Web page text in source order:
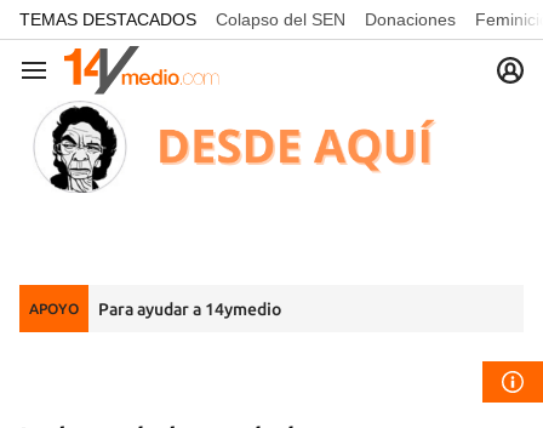
common.go-to-content
TEMAS DESTACADOS Colapso del SEN Donaciones
Navegación
APOYO Para ayudar a 14ymedio